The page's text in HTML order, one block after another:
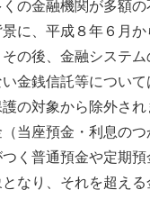
の金融機関が多額
に、平成８年６月
の後、金融システ
金銭信託等につい
の対象から除外さ
当座預金・利息の
く普通預金や定期
なり、それを超え